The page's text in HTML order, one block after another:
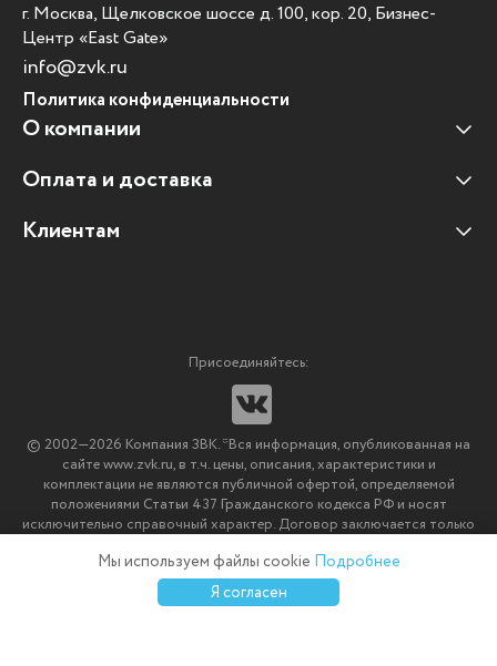
г. Москва, Щелковское шоссе д. 100, кор. 20, Бизнес-
Центр «East Gate»
info@zvk.ru
Политика конфиденциальности
О компании
Наши клиенты
Отзывы клиентов
Оплата и доставка
Оплата и доставка
Клиентам
Мультимедийное оборудование
Импортозамещение ПО
© 2002—2026 Компания ЗВК. *Вся информация, опубликованная на
сайте www.zvk.ru, в т.ч. цены, описания, характеристики и
комплектации не являются публичной офертой, определяемой
положениями Статьи 437 Гражданского кодекса РФ и носят
исключительно справочный характер. Договор заключается только
ЗВК.
Присоединяйтесь:
0
Избранное
0
Сравнение Корзина
Мы используем файлы cookie Подробнее
Я согласен